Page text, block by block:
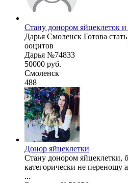
Стану донором яйцеклеток и
Дарья Смоленск Готова
ооцитов
Дарья №74833
50000 руб.
Смоленск
488
Донор яйцеклетки
Стану донором яйцеклетки,
категорически не переношу
...